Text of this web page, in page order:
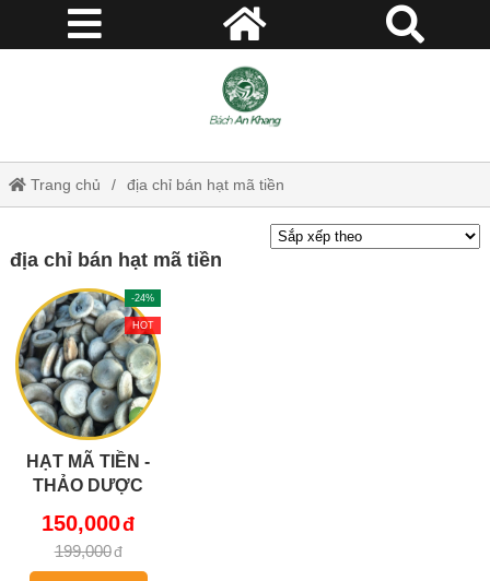
Trang chủ địa chỉ bán hạt mã tiền
địa chỉ bán hạt mã tiền
-24%
HOT
HẠT MÃ TIỀN -
THẢO DƯỢC
KHANG JD264
150,000
199,000